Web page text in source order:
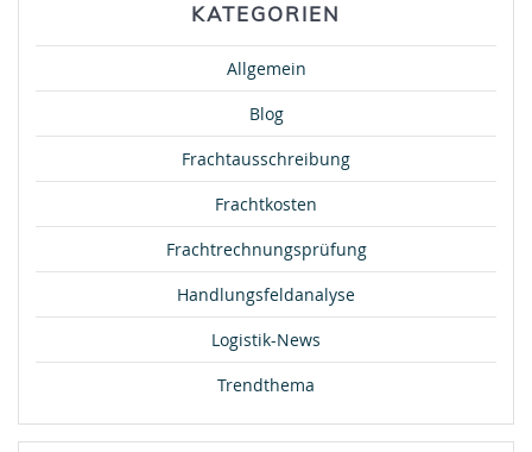
KATEGORIEN
Allgemein
Blog
Frachtausschreibung
Frachtkosten
Frachtrechnungsprüfung
Handlungsfeldanalyse
Logistik-News
Trendthema